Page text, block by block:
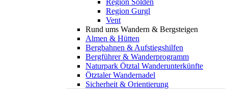
Region Sölden
Region Gurgl
Vent
Rund ums Wandern & Bergsteigen
Almen & Hütten
Bergbahnen & Aufstiegshilfen
Bergführer & Wanderprogramm
Naturpark Ötztal Wanderunterkünfte
Ötztaler Wandernadel
Sicherheit & Orientierung